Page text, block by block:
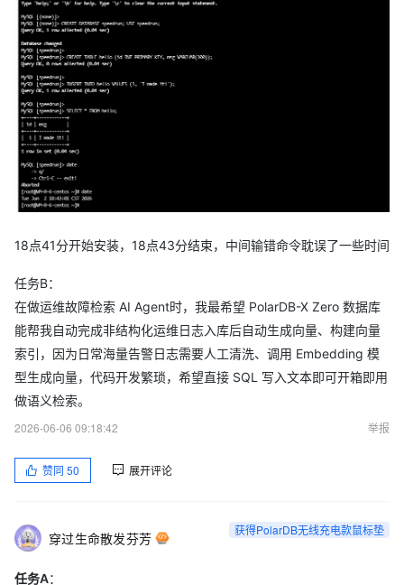
18点41分开始安装，18点43分结束，中间输错命令耽误了一些时间
任务B：
在做运维故障检索 AI Agent时，我最希望 PolarDB-X Zero 数据库
能帮我自动完成非结构化运维日志入库后自动生成向量、构建向量
索引，因为日常海量告警日志需要人工清洗、调用 Embedding 模
型生成向量，代码开发繁琐，希望直接 SQL 写入文本即可开箱即用
做语义检索。
2026-06-06 09:18:42
举报
赞同 50 展开评论
穿过生命散发芬芳 获得PolarDB无线充电款鼠标垫
任务A：